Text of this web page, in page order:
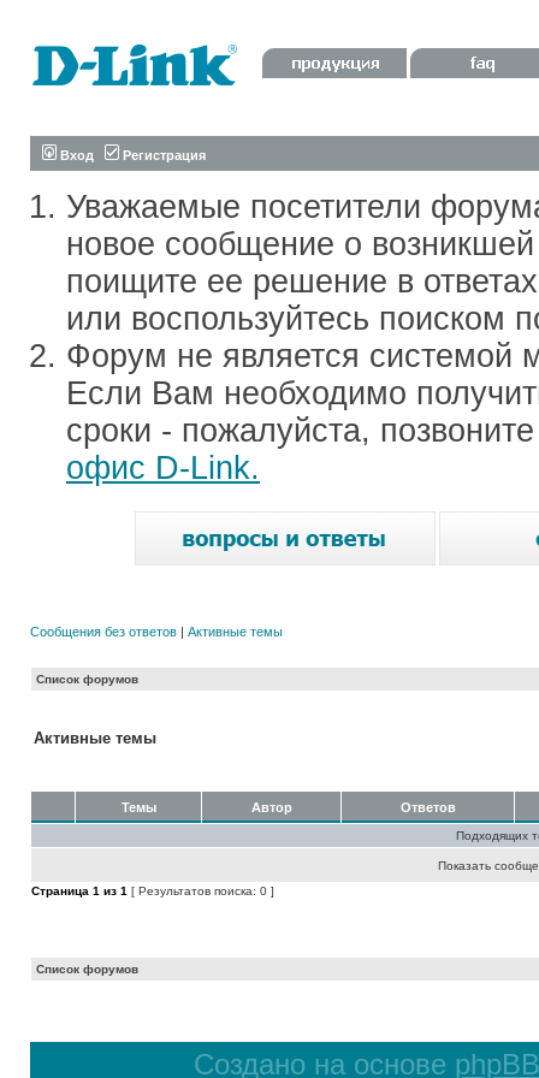
Вход Регистрация
Уважаемые посетители
новое сообщение о
поищите ее решение в
или воспользуйтесь поиском
Форум не является системой
Если Вам необходимо
сроки - пожалуйста,
офис D-Link.
Сообщения без ответов | Активные темы
Список форумов
Активные темы
Темы Автор Ответов
Подходящих
Показать
Страница 1 из 1 [ Результатов поиска: 0 ]
Список форумов
Создано на основе phpBB